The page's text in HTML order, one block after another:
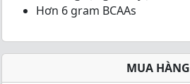
Hơn 6 gram BCAAs
MUA HÀNG